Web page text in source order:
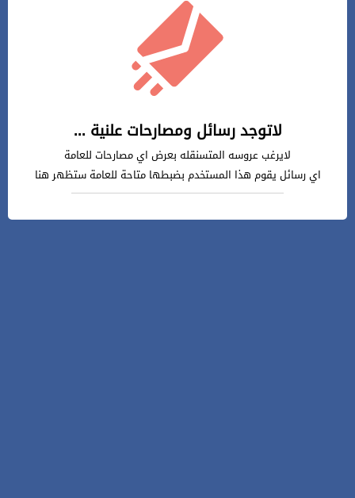
لاتوجد رسائل ومصارحات علنية ...
لايرغب عروسه المتسنقله بعرض اي مصارحات للعامة
اي رسائل يقوم هذا المستخدم بضبطها متاحة للعامة ستظهر هنا